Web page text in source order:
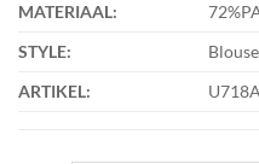
MATERIAAL:
STYLE:
Blouse
ARTIKEL: